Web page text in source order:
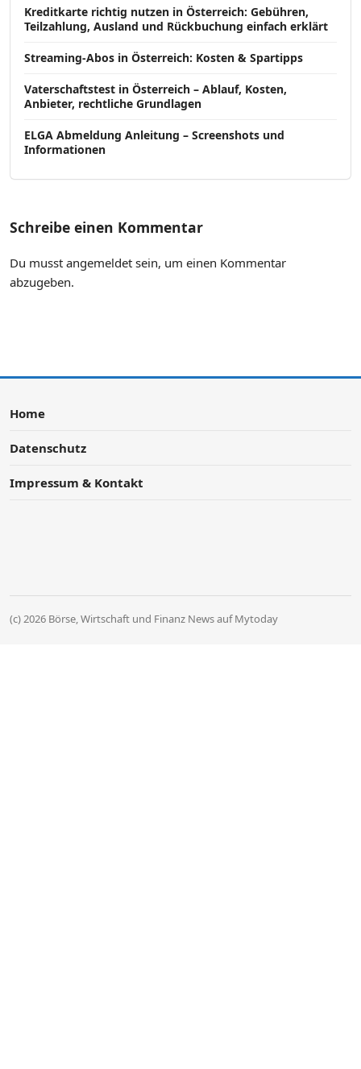
Kreditkarte richtig nutzen in Österreich: Gebühren,
Teilzahlung, Ausland und Rückbuchung einfach erklärt
Streaming-Abos in Österreich: Kosten & Spartipps
Vaterschaftstest in Österreich – Ablauf, Kosten,
Anbieter, rechtliche Grundlagen
ELGA Abmeldung Anleitung – Screenshots und
Informationen
Schreibe einen Kommentar
Du musst angemeldet sein, um einen Kommentar
abzugeben.
Home
Datenschutz
Impressum & Kontakt
(c) 2026 Börse, Wirtschaft und Finanz News auf Mytoday